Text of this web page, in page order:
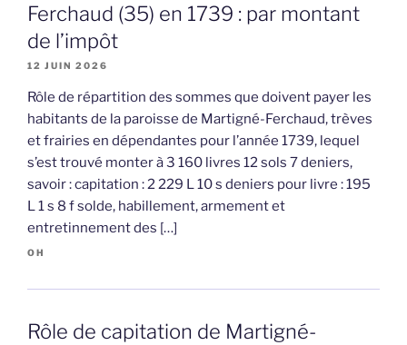
Ferchaud (35) en 1739 : par montant
de l’impôt
12 JUIN 2026
Rôle de répartition des sommes que doivent payer les
habitants de la paroisse de Martigné-Ferchaud, trèves
et frairies en dépendantes pour l’année 1739, lequel
s’est trouvé monter à 3 160 livres 12 sols 7 deniers,
savoir : capitation : 2 229 L 10 s deniers pour livre : 195
L 1 s 8 f solde, habillement, armement et
entretinnement des […]
OH
Rôle de capitation de Martigné-